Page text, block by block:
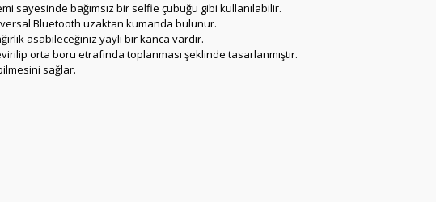
sayesinde bağımsız bir selfie çubuğu gibi kullanılabilir.
Bluetooth uzaktan kumanda bulunur.
asabileceğiniz yaylı bir kanca vardır.
orta boru etrafında toplanması şeklinde tasarlanmıştır.
sağlar.